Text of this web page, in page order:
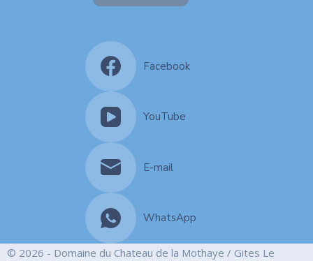
Facebook
YouTube
E-mail
WhatsApp
© 2026 - Domaine du Chateau de la Mothaye / Gites Le